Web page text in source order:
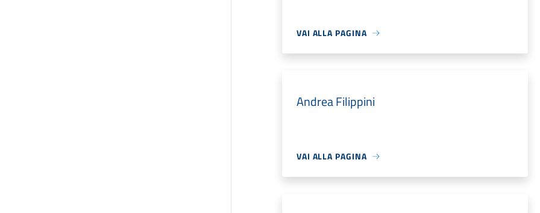
VAI ALLA PAGINA
Andrea Filippini
VAI ALLA PAGINA